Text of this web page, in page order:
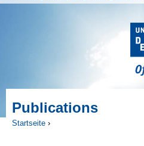
Publications
Startseite ›